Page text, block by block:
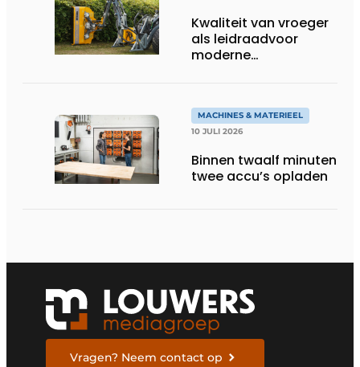
Kwaliteit van vroeger
als leidraadvoor
moderne
MACHINES & MATERIEEL
10 JULI 2026
Binnen twaalf minuten
twee accu’s opladen
Vragen? Neem contact op